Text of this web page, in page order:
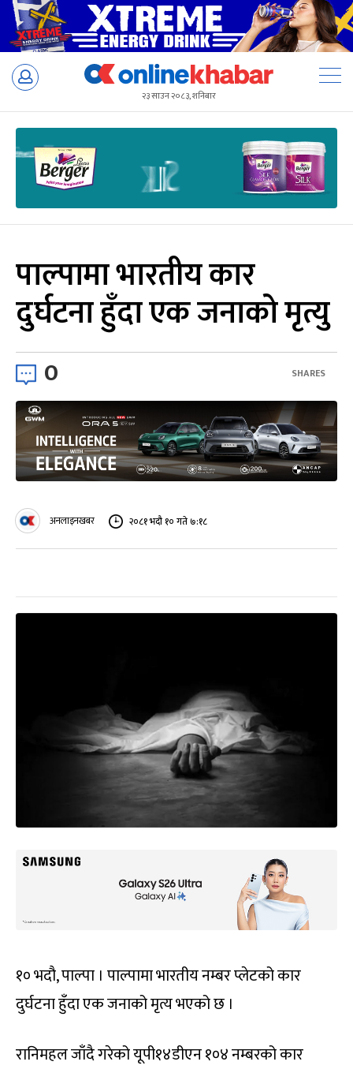
Skip
२३ साउन २०८३, शनिबार
पाल्पामा भारतीय कार
दुर्घटना हुँदा एक जनाको मृत्यु
0 SHARES
अनलाइनखबर २०८१ भदौ १० गते ७:१८
१० भदौ, पाल्पा । पाल्पामा भारतीय नम्बर प्लेटको कार
दुर्घटना हुँदा एक जनाको मृत्य भएको छ ।
रानिमहल जाँदै गरेको यूपी१४डीएन १०४ नम्बरको कार